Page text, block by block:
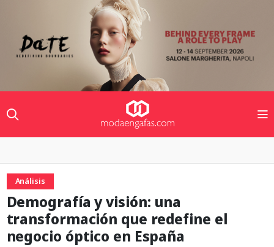
Análisis
Demografía y visión: una
transformación que redefine el
negocio óptico en España